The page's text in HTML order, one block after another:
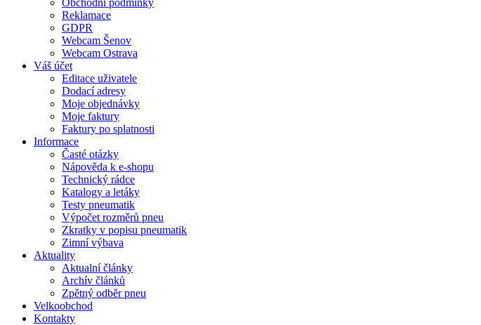
Reklamace
GDPR
Webcam Šenov
Webcam Ostrava
Váš účet
Editace uživatele
Dodací adresy
Moje objednávky
Moje faktury
Faktury po splatnosti
Informace
Časté otázky
Nápověda k e-shopu
Technický rádce
Katalogy a letáky
Testy pneumatik
Výpočet rozměrů pneu
Zkratky v popisu pneumatik
Zimní výbava
Aktuality
Aktualní články
Archív článků
Zpětný odběr pneu
Velkoobchod
Kontakty